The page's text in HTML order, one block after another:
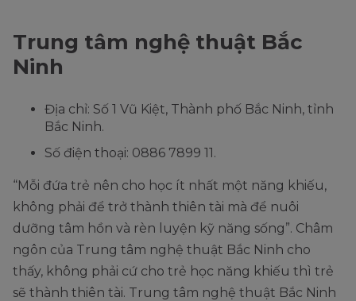
Trung tâm nghệ thuật Bắc
Ninh
Địa chỉ: Số 1 Vũ Kiệt, Thành phố Bắc Ninh, tỉnh
Bắc Ninh.
Số điện thoại: 0886 7899 11.
“Mỗi đứa trẻ nên cho học ít nhất một năng khiếu,
không phải để trở thành thiên tài mà để nuôi
dưỡng tâm hồn và rèn luyện kỹ năng sống”. Châm
ngôn của Trung tâm nghệ thuật Bắc Ninh cho
thấy, không phải cứ cho trẻ học năng khiếu thì trẻ
sẽ thành thiên tài. Trung tâm nghệ thuật Bắc Ninh